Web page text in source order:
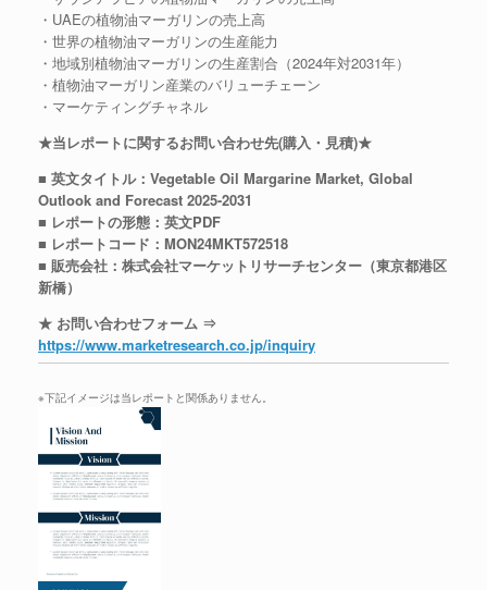
・UAEの植物油マーガリンの売上高
・世界の植物油マーガリンの生産能力
・地域別植物油マーガリンの生産割合（2024年対2031年）
・植物油マーガリン産業のバリューチェーン
・マーケティングチャネル
★当レポートに関するお問い合わせ先(購入・見積)★
■ 英文タイトル：Vegetable Oil Margarine Market, Global
Outlook and Forecast 2025-2031
■ レポートの形態：英文PDF
■ レポートコード：MON24MKT572518
■ 販売会社：株式会社マーケットリサーチセンター（東京都港区
新橋）
★ お問い合わせフォーム ⇒
https://www.marketresearch.co.jp/inquiry
※下記イメージは当レポートと関係ありません。